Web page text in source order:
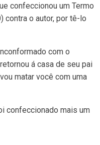
confeccionou um Termo
contra o autor, por tê-lo
com o
á casa de seu pai
matar você com uma
confeccionado mais um